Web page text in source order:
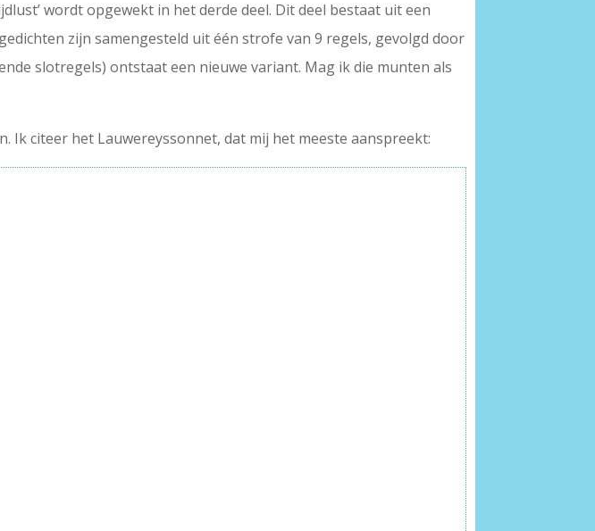
wordt opgewekt in het derde deel. Dit deel bestaat uit een
zijn samengesteld uit één strofe van 9 regels, gevolgd door
slotregels) ontstaat een nieuwe variant. Mag ik die munten als
Ik citeer het Lauwereyssonnet, dat mij het meeste aanspreekt: